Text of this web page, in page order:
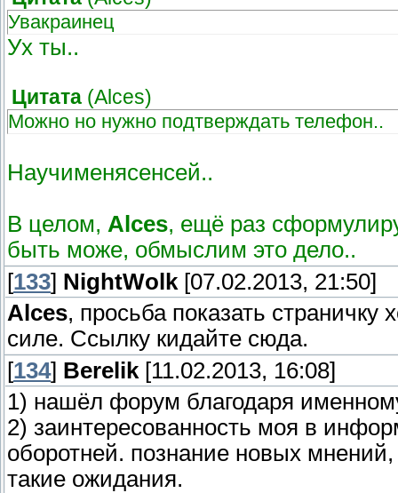
Увакраинец
Ух ты..
Цитата (Alces)
Можно но нужно подтверждать телефон..
Научименясенсей..
В целом, Alces, ещё раз
быть може, обмыслим это дело..
[133] NightWolk [07.02.2013, 21:50]
Alces, просьба показать
силе. Ссылку кидайте сюда.
[134] Berelik [11.02.2013, 16:08]
1) нашёл форум благодаря
2) заинтересованность моя в
оборотней. познание новых
такие ожидания.